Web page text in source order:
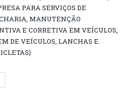
PARA SERVIÇOS DE
MANUTENÇÃO
E CORRETIVA EM VEÍCULOS,
DE VEÍCULOS, LANCHAS E